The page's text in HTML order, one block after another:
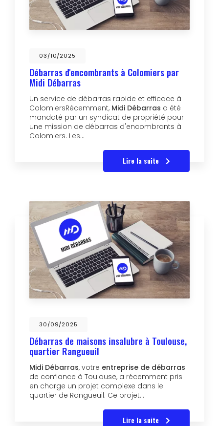
03/10/2025
Débarras d'encombrants à Colomiers par
Midi Débarras
Un service de débarras rapide et efficace à
ColomiersRécemment, Midi Débarras a été
mandaté par un syndicat de propriété pour
une mission de débarras d'encombrants à
Colomiers. Les…
Lire la suite
30/09/2025
Débarras de maisons insalubre à Toulouse,
quartier Rangueuil
Midi Débarras, votre entreprise de débarras
de confiance à Toulouse, a récemment pris
en charge un projet complexe dans le
quartier de Rangueuil. Ce projet…
Lire la suite